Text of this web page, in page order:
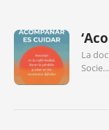
La
Socie...